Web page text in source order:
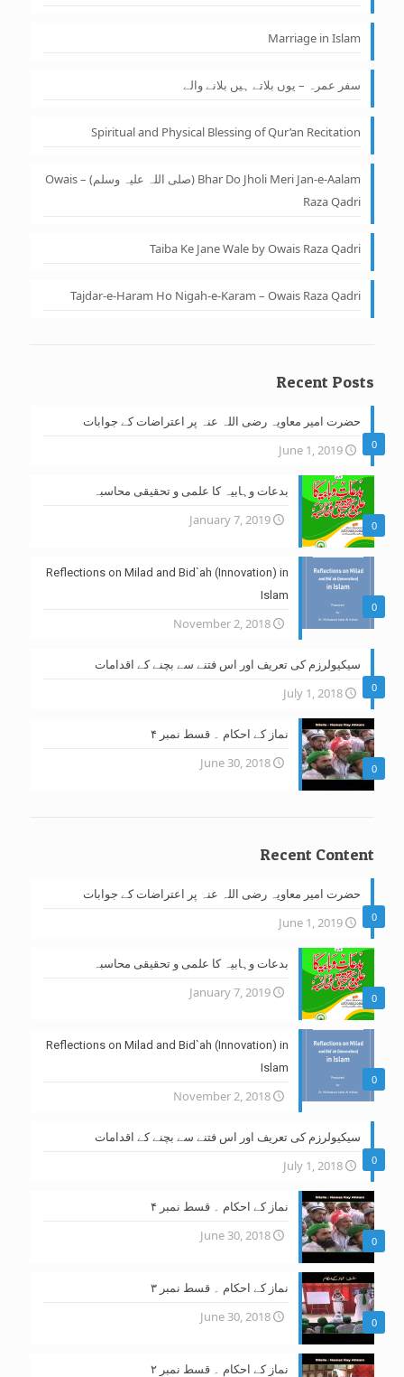
Marriage in Islam
سفر عمرہ – یوں بلاتے ہیں بلانے والے
Spiritual and Physical Blessing of Qur’an Recitation
Bhar Do Jholi Meri Jan-e-Aalam (صلی اللہ علیہ وسلم) – Owais
Raza Qadri
Taiba Ke Jane Wale by Owais Raza Qadri
Tajdar-e-Haram Ho Nigah-e-Karam – Owais Raza Qadri
Recent Posts
0
حضرت امیر معاویہ رضی اللہ عنہ پر اعتراضات کے جوابات
June 1, 2019
0
بدعات وہابیہ کا علمی و تحقیقی محاسبہ
January 7, 2019
0
Reflections on Milad and Bid`ah (Innovation) in
Islam
November 2, 2018
0
سیکیولرزم کی تعریف اور اس فتنے سے بچنے کے اقدامات
July 1, 2018
0
نماز کے احکام ۔ قسط نمبر ۴
June 30, 2018
Recent Content
0
حضرت امیر معاویہ رضی اللہ عنہ پر اعتراضات کے جوابات
June 1, 2019
0
بدعات وہابیہ کا علمی و تحقیقی محاسبہ
January 7, 2019
0
Reflections on Milad and Bid`ah (Innovation) in
Islam
November 2, 2018
0
سیکیولرزم کی تعریف اور اس فتنے سے بچنے کے اقدامات
July 1, 2018
0
نماز کے احکام ۔ قسط نمبر ۴
June 30, 2018
0
نماز کے احکام ۔ قسط نمبر ۳
June 30, 2018
نماز کے احکام ۔ قسط نمبر ۲